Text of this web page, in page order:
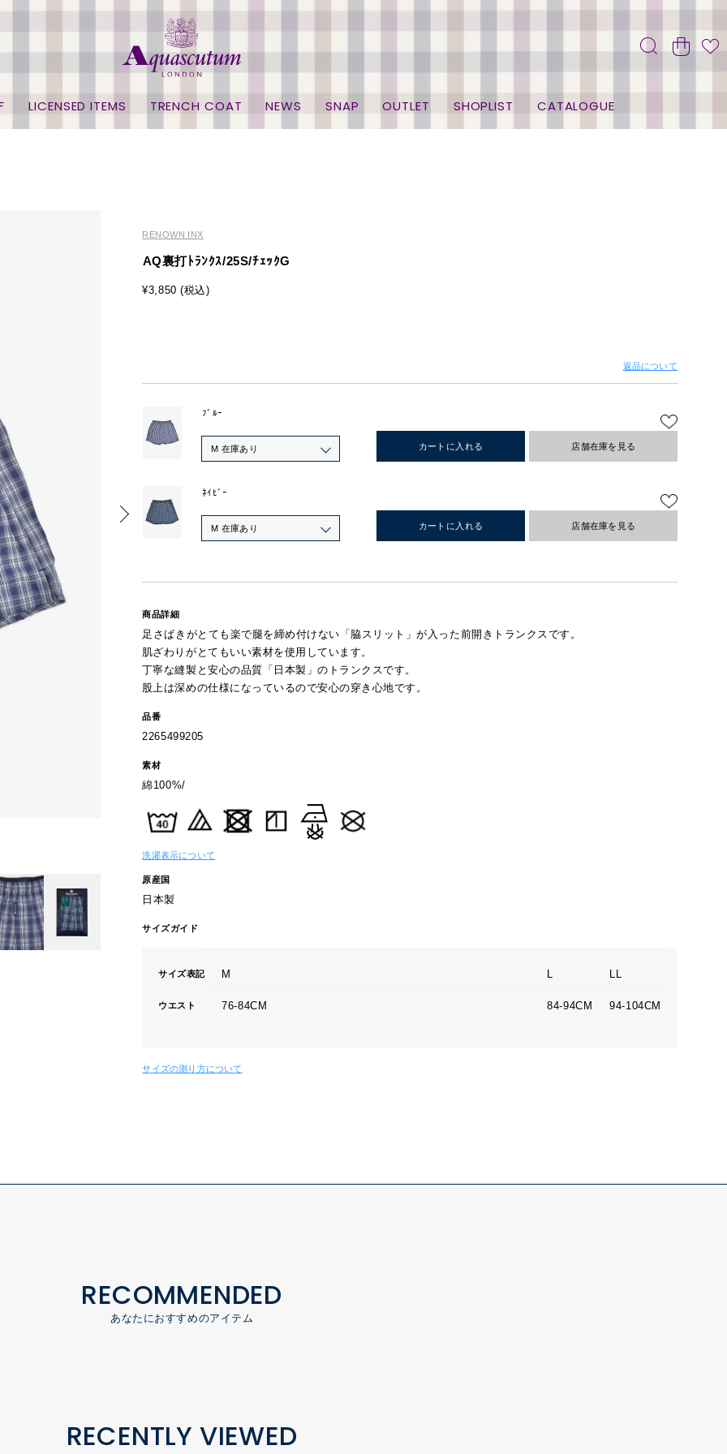
LICENSED ITEMS TRENCH COAT NEWS SNAP OUTLET SHOPLIST CATALOGUE
RENOWN INX
AQ裏打ﾄﾗﾝｸｽ/25S/ﾁｪｯｸG
¥3,850 (税込)
返品について
ﾌﾞﾙｰ
M 在庫あり カートに入れる 店舗在庫を見る
ﾈｲﾋﾞｰ
M 在庫あり カートに入れる 店舗在庫を見る
商品詳細
足さばきがとても楽で腿を締め付けない「脇スリット」が入った前開きトランクスです。
肌ざわりがとてもいい素材を使用しています。
丁寧な縫製と安心の品質「日本製」のトランクスです。
股上は深めの仕様になっているので安心の穿き心地です。
品番
2265499205
素材
綿100%/
洗濯表示について
原産国
日本製
サイズガイド
サイズ表記 M L LL
ウエスト 76-84CM 84-94CM 94-104CM
サイズの測り方について
RECOMMENDED
あなたにおすすめのアイテム
RECENTLY VIEWED